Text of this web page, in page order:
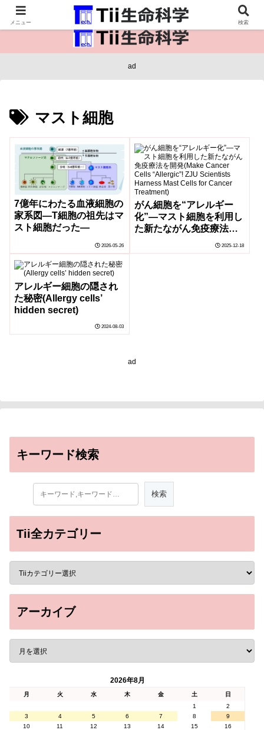
医療保健・生命・生物の情報インフラ。
ad
マスト細胞
7億年にわたる血液細胞の
家系図―T細胞の祖先はマ
スト細胞だった―
2026-05-26
がん細胞を“アレルギー
化”―マスト細胞を利用し
た新たながん免疫療法を
開発(Make Cancer Cells
“Allergic”! ZJU
2025-12-18
アレルギー細胞の隠され
た秘密(Allergy cells’
hidden secret)
2024-08-03
ad
キーワード検索
Tii全カテゴリー
アーカイブ
2026年8月
月 火 水 木 金 土
日
1
2
3
4 5 6 7 8
9
10
11 12 13 14 15
16
メニュー 検索